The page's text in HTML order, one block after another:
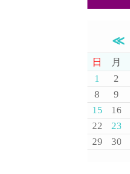
≪
日 月
1
2
8
9
15
16
22
23
29
30